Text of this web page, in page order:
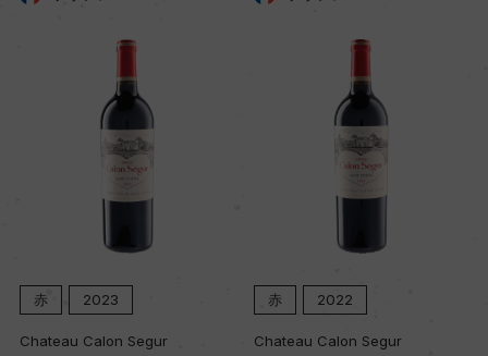
赤 2023
Chateau Calon Segur
赤 2022
Chateau Calon Segur